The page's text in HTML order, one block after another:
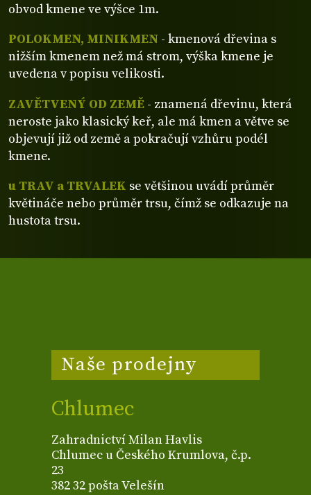
obvod kmene ve výšce 1m.
POLOKMEN, MINIKMEN - kmenová dřevina s
nižším kmenem než má strom, výška kmene je
uvedena v popisu velikosti.
ZAVĚTVENÝ OD ZEMĚ - znamená dřevinu, která
neroste jako klasický keř, ale má kmen a větve se
objevují již od země a pokračují vzhůru podél
kmene.
u TRAV a TRVALEK se většinou uvádí průměr
květináče nebo průměr trsu, čímž se odkazuje na
hustota trsu.
Naše prodejny
Chlumec
Zahradnictví Milan Havlis
Chlumec u Českého Krumlova, č.p.
23
382 32 pošta Velešín